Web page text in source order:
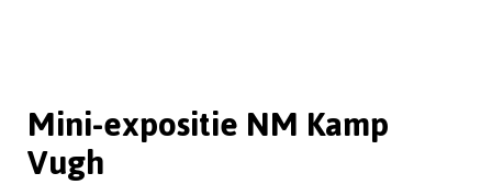
Mini-expositie NM Kamp
Vugh